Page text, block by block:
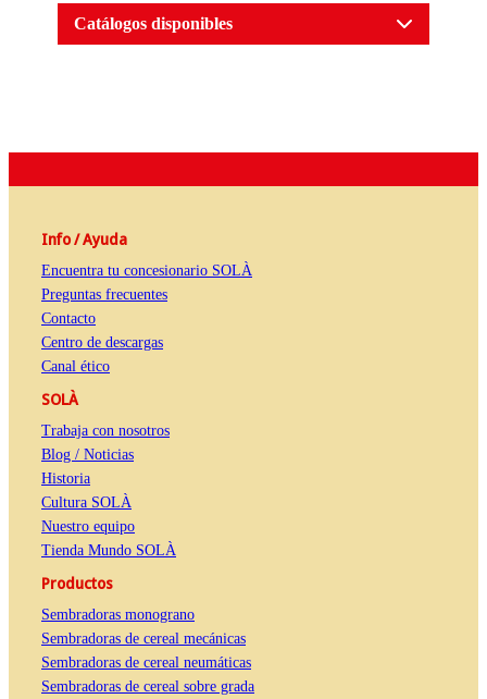
Catálogos disponibles
Info / Ayuda
Encuentra tu concesionario SOLÀ
Preguntas frecuentes
Contacto
Centro de descargas
Canal ético
SOLÀ
Trabaja con nosotros
Blog / Noticias
Historia
Cultura SOLÀ
Nuestro equipo
Tienda Mundo SOLÀ
Productos
Sembradoras monograno
Sembradoras de cereal mecánicas
Sembradoras de cereal neumáticas
Sembradoras de cereal sobre grada